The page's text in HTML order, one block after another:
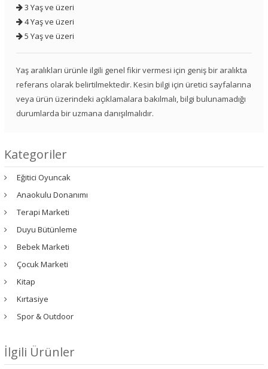
3 Yaş ve üzeri
4 Yaş ve üzeri
5 Yaş ve üzeri
Yaş aralıkları ürünle ilgili genel fikir vermesi için geniş bir aralıkta
referans olarak belirtilmektedir. Kesin bilgi için üretici sayfalarına
veya ürün üzerindeki açıklamalara bakılmalı, bilgi bulunamadığı
durumlarda bir uzmana danışılmalıdır.
Kategoriler
Eğitici Oyuncak
Anaokulu Donanımı
Terapi Marketi
Duyu Bütünleme
Bebek Marketi
Çocuk Marketi
Kitap
Kırtasiye
Spor & Outdoor
İlgili Ürünler